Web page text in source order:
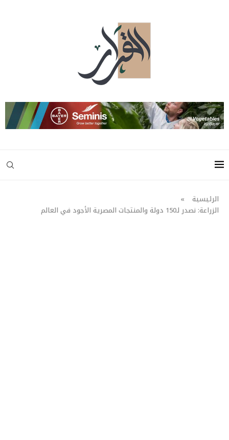
الرئيسية
»
الزراعة: نصدر لـ150 دولة والمنتجات المصرية الأجود في العالم